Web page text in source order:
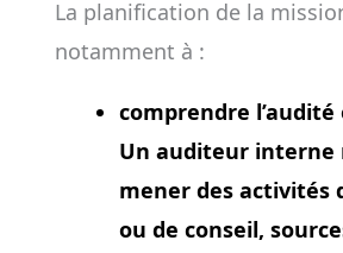
La planification de la
notamment à :
comprendre
Un auditeur interne
mener des activités
ou de conseil,